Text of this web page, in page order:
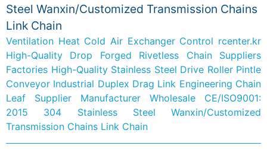
Steel Wanxin/Customized Transmission Chains
Link Chain
Ventilation Heat Cold Air Exchanger Control rcenter.kr
High-Quality Drop Forged Rivetless Chain Suppliers
Factories High-Quality Stainless Steel Drive Roller Pintle
Conveyor Industrial Duplex Drag Link Engineering Chain
Leaf Supplier Manufacturer
Wholesale CE/ISO9001:
2015 304 Stainless Steel Wanxin/Customized
Transmission Chains Link Chain